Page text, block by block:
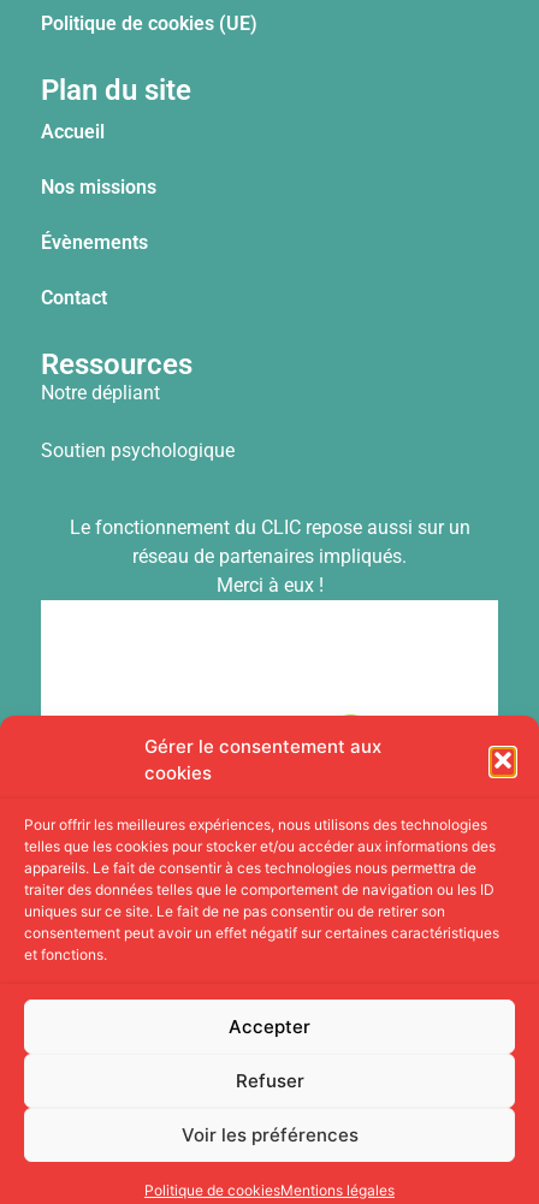
Gérer le consentement aux
cookies
Pour offrir les meilleures expériences, nous utilisons des technologies
telles que les cookies pour stocker et/ou accéder aux informations des
appareils. Le fait de consentir à ces technologies nous permettra de
traiter des données telles que le comportement de navigation ou les ID
uniques sur ce site. Le fait de ne pas consentir ou de retirer son
consentement peut avoir un effet négatif sur certaines caractéristiques
et fonctions.
Accepter
Refuser
Voir les préférences
Politique de cookiesMentions légales
Politique de cookies (UE)
Plan du site
Accueil
Nos missions
Évènements
Contact
Ressources
Notre dépliant
Soutien psychologique
Le fonctionnement du CLIC repose aussi sur un
réseau de partenaires impliqués.
Merci à eux !
Solatypic, l’agence qui brise les codes.
Copyright 2026 © CLIC35